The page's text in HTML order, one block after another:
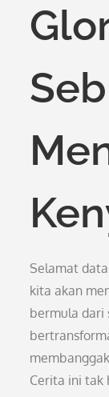
Selamat
kita akan
bermula dari
Cerita ini tak